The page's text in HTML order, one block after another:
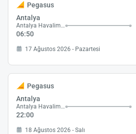
Pegasus
Antalya
Antalya Havalimanı
06:50
17 Ağustos 2026 - Pazartesi
Pegasus
Antalya
Antalya Havalimanı
22:00
18 Ağustos 2026 - Salı